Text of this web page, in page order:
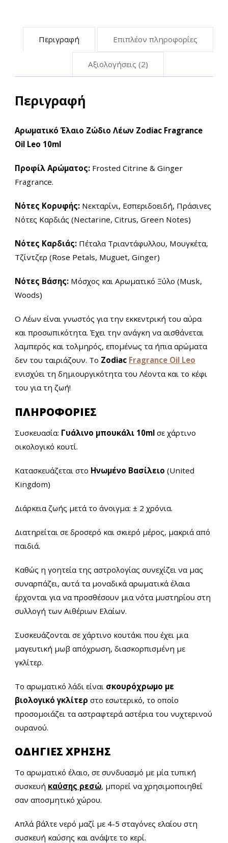
Περιγραφή Επιπλέον πληροφορίες
Αξιολογήσεις (2)
Περιγραφή
Αρωματικό Έλαιο Ζώδιο Λέων Zodiac Fragrance
Oil Leo 10ml
Προφίλ Αρώματος: Frosted Citrine & Ginger
Fragrance.
Νότες Κορυφής: Νεκταρίνι, Εσπεριδοειδή, Πράσινες
Νότες Καρδιάς (Nectarine, Citrus, Green Notes)
Νότες Καρδιάς: Πέταλα Τριαντάφυλλου, Μουγκέτα,
Τζίντζερ (Rose Petals, Muguet, Ginger)
Νότες Βάσης: Μόσχος και Αρωματικό Ξύλο (Musk,
Woods)
Ο Λέων είναι γνωστός για την εκκεντρική του αύρα
και προσωπικότητα. Έχει την ανάγκη να αισθάνεται
λαμπερός και τολμηρός, επομένως τα ήπια αρώματα
δεν του ταιριάζουν. Το Zodiac Fragrance Oil Leo
ενισχύει τη δημιουργικότητα του Λέοντα και το κέφι
του για τη ζωή!
ΠΛΗΡΟΦΟΡΙΕΣ
Συσκευασία: Γυάλινο μπουκάλι 10ml σε χάρτινο
οικολογικό κουτί.
Κατασκευάζεται στο Ηνωμένο Βασίλειο (United
Kingdom)
Διάρκεια ζωής μετά το άνοιγμα: ± 2 χρόνια.
Διατηρείται σε δροσερό και σκιερό μέρος, μακριά από
παιδιά.
Καθώς η γοητεία της αστρολογίας συνεχίζει να μας
συναρπάζει, αυτά τα μοναδικά αρωματικά έλαια
έρχονται για να προσθέσουν μια νότα μυστηρίου στη
συλλογή των Αιθέριων Ελαίων.
Συσκευάζονται σε χάρτινο κουτάκι που έχει μια
μαγευτική μωβ απόχρωση, διασκορπισμένη με
γκλίτερ.
Το αρωματικό λάδι είναι σκουρόχρωμο με
βιολογικό γκλίτερ στο εσωτερικό, το οποίο
προσομοιάζει τα αστραφτερά αστέρια του νυχτερινού
ουρανού.
ΟΔΗΓΙΕΣ ΧΡΗΣΗΣ
Tο αρωματικό έλαιο, σε συνδυασμό με μία τυπική
συσκευή καύσης ρεσώ, μπορεί να χρησιμοποιηθεί
σαν αποσμητικό χώρου.
Απλά βάλτε νερό μαζί με 4-5 σταγόνες ελαίου στη
συσκευή καύσης και ανάψτε το κερί.